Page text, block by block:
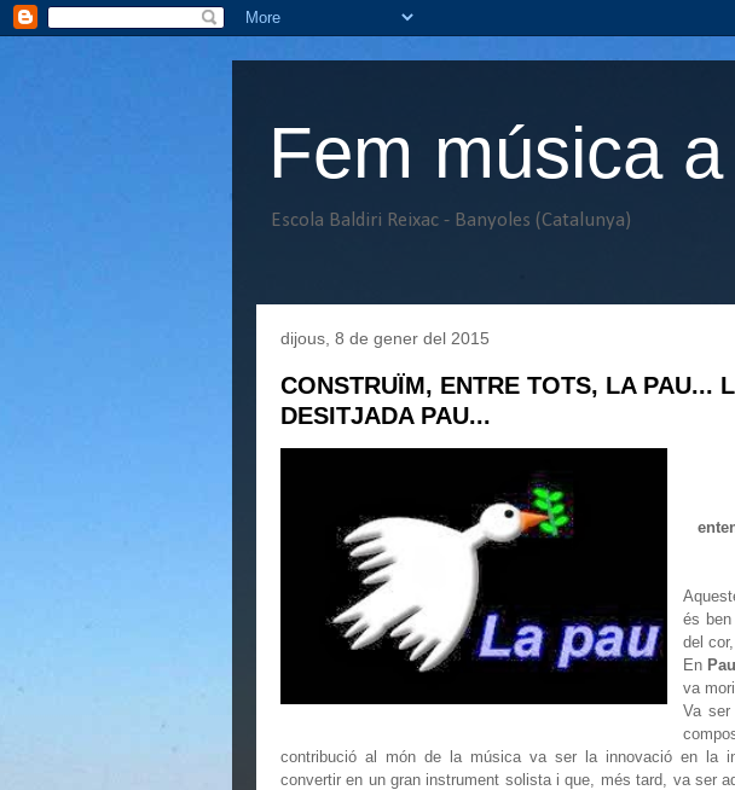
Fem música
Escola Baldiri Reixac - Banyoles (Catalunya)
dijous, 8 de gener del 2015
CONSTRUÏM, ENTRE TOTS, LA PAU...
DESITJADA PAU...
és
del
En
va
Va ser
contribució al món de la música va ser la innovació en la
convertir en un gran instrument solista i que, més tard, va ser